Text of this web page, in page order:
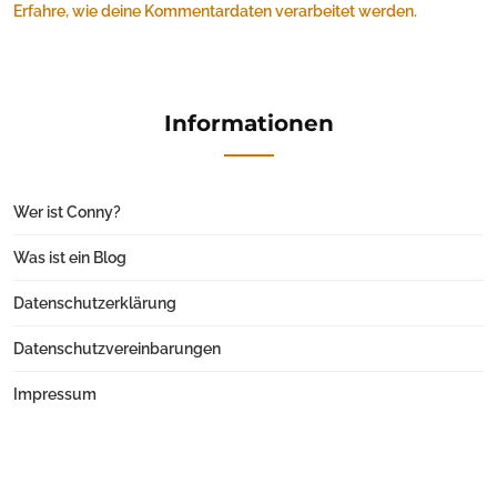
Erfahre, wie deine Kommentardaten verarbeitet werden.
Informationen
Wer ist Conny?
Was ist ein Blog
Datenschutzerklärung
Datenschutzvereinbarungen
Impressum